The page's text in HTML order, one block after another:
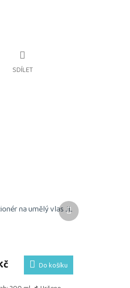
SDÍLET
na umělý vlas JL
Do košíku
Další
produkt